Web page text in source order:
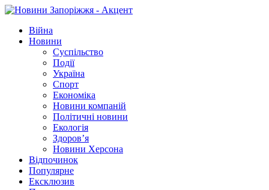
Війна
Новини
Суспільство
Події
Україна
Спорт
Економіка
Новини компаній
Політичні новини
Екологія
Здоров’я
Новини Херсона
Відпочинок
Популярне
Ексклюзив